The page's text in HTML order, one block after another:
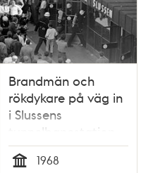
Brandmän och
rökdykare på väg in
i Slussens
tunnelbanestation
från Ryssgården.
1968